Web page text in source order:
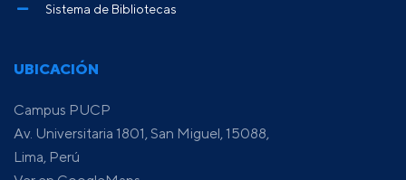
UBICACIÓN
Campus PUCP
Av. Universitaria 1801, San Miguel, 15088,
Lima, Perú
Sistema de Bibliotecas